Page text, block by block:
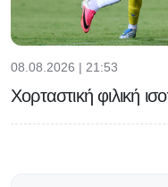
08.08.2026 | 21:53
Χορταστική φιλική